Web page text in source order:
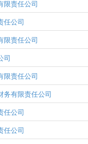
限责任公司
任公司
限责任公司
司
限责任公司
务有限责任公司
任公司
任公司